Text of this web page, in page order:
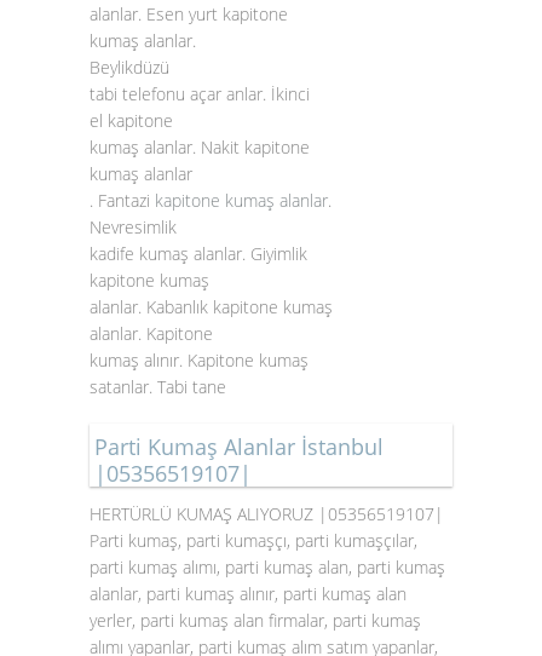
alanlar. Esen yurt kapitone
kumaş alanlar.
Beylikdüzü
tabi telefonu açar anlar. İkinci
el kapitone
kumaş alanlar. Nakit kapitone
kumaş alanlar
. Fantazi kapitone kumaş alanlar.
Nevresimlik
kadife kumaş alanlar. Giyimlik
kapitone kumaş
alanlar. Kabanlık kapitone kumaş
alanlar. Kapitone
kumaş alınır. Kapitone kumaş
satanlar. Tabi tane
Parti Kumaş Alanlar İstanbul
|05356519107|
HERTÜRLÜ KUMAŞ ALIYORUZ |05356519107|
Parti kumaş, parti kumaşçı, parti kumaşçılar,
parti kumaş alımı, parti kumaş alan, parti kumaş
alanlar, parti kumaş alınır, parti kumaş alan
yerler, parti kumaş alan firmalar, parti kumaş
alımı yapanlar, parti kumaş alım satım yapanlar,